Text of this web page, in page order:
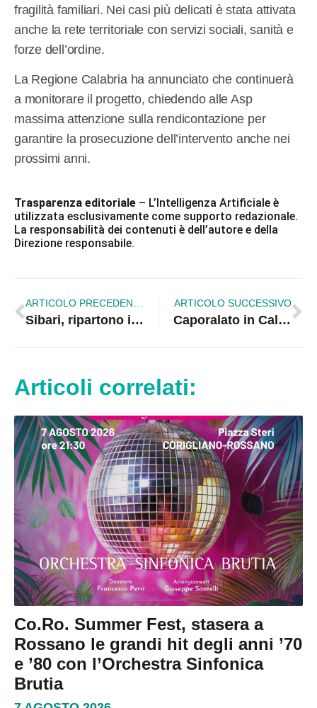
fragilità familiari. Nei casi più delicati è stata attivata
anche la rete territoriale con servizi sociali, sanità e
forze dell’ordine.
La Regione Calabria ha annunciato che continuerà
a monitorare il progetto, chiedendo alle Asp
massima attenzione sulla rendicontazione per
garantire la prosecuzione dell’intervento anche nei
prossimi anni.
Trasparenza editoriale – L’Intelligenza Artificiale è
utilizzata esclusivamente come supporto redazionale.
La responsabilità dei contenuti è dell’autore e della
Direzione responsabile.
Sibari, ripartono i lavori del sottovia ferroviario vicino alla caserma della Guardia di Finanza
ARTICOLO SUCCESSIVO
Caporalato in Calabria, Stasi: «Fenomeno ancora difficile da contrastare»
Articoli correlati:
Co.Ro. Summer Fest, stasera a
Rossano le grandi hit degli anni ’70
e ’80 con l’Orchestra Sinfonica
Brutia